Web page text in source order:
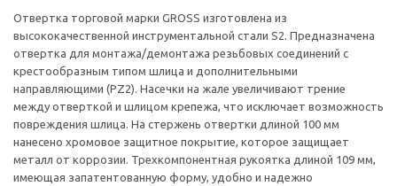
Отвертка торговой марки GROSS изготовлена из
высококачественной инструментальной стали S2. Предназначена
отвертка для монтажа/демонтажа резьбовых соединений с
крестообразным типом шлица и дополнительными
направляющими (PZ2). Насечки на жале увеличивают трение
между отверткой и шлицом крепежа, что исключает возможность
повреждения шлица. На стержень отвертки длиной 100 мм
нанесено хромовое защитное покрытие, которое защищает
металл от коррозии. Трехкомпонентная рукоятка длиной 109 мм,
имеющая запатентованную форму, удобно и надежно